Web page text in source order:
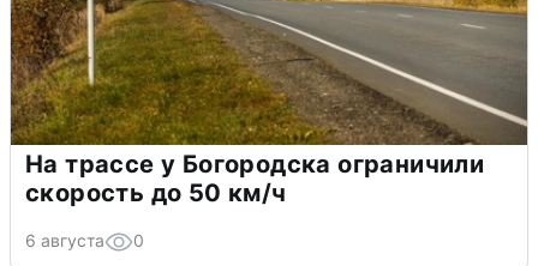
На трассе у Богородска ограничили
скорость до 50 км/ч
6 августа 0